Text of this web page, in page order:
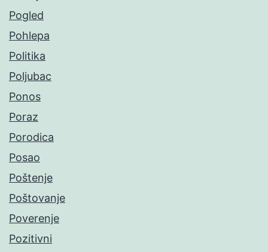
Pogled
Pohlepa
Politika
Poljubac
Ponos
Poraz
Porodica
Posao
Poštenje
Poštovanje
Poverenje
Pozitivni